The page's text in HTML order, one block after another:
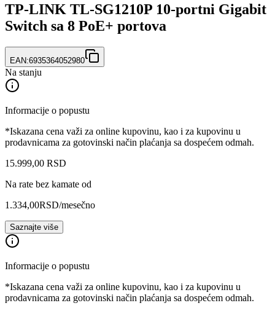
TP-LINK TL-SG1210P 10-portni Gigabit
Switch sa 8 PoE+ portova
EAN:6935364052980
Na stanju
Informacije o popustu
*Iskazana cena važi za online kupovinu, kao i za kupovinu u
prodavnicama za gotovinski način plaćanja sa dospećem odmah.
15.999,00 RSD
Na rate bez kamate od
1.334,00RSD/mesečno
Saznajte više
Informacije o popustu
*Iskazana cena važi za online kupovinu, kao i za kupovinu u
prodavnicama za gotovinski način plaćanja sa dospećem odmah.